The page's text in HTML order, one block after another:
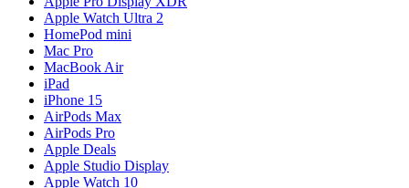
Apple Watch Ultra 2
HomePod mini
Mac Pro
MacBook Air
iPad
iPhone 15
AirPods Max
AirPods Pro
Apple Deals
Apple Studio Display
Apple Watch 10